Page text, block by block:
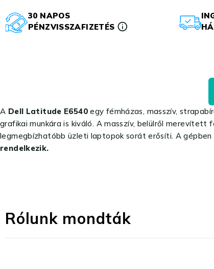
30 NAPOS
PÉNZVISSZAFIZETÉS
A Dell Latitude E6540egy fémházas, masszív,
grafikai munkára is kiváló. A masszív, belülről
legmegbízhatóbb üzleti laptopok sorát erősíti. A
rendelkezik.
Rólunk mondták